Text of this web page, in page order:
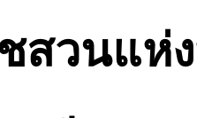
วนแห่ง